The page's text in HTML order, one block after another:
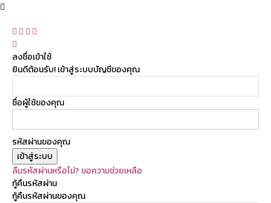
ลงชื่อเข้าใช้
ยินดีต้อนรับ! เข้าสู่ระบบบัญชีของคุณ
ชื่อผู้ใช้ของคุณ
รหัสผ่านของคุณ
ลืมรหัสผ่านหรือไม่? ขอความช่วยเหลือ
กู้คืนรหัสผ่าน
กู้คืนรหัสผ่านของคุณ